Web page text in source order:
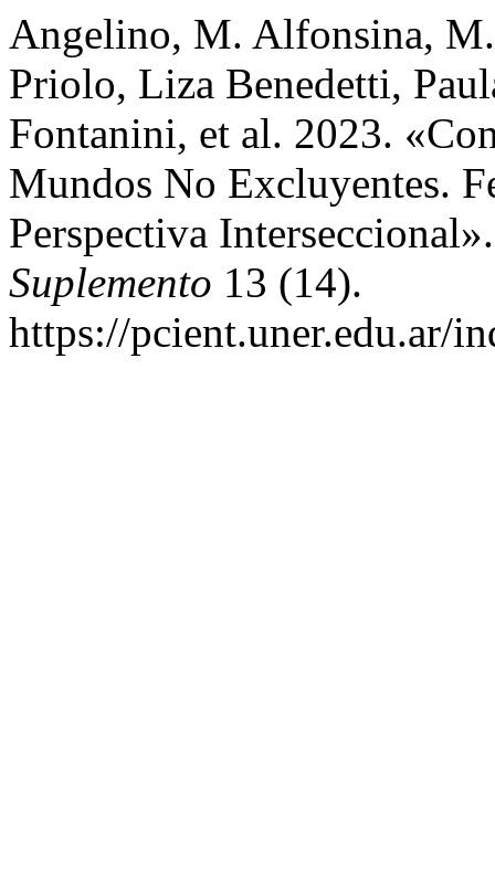
Angelino, M. Alfonsina,
Priolo, Liza Benedetti,
Fontanini, et al. 2023.
Mundos No Excluyentes.
Perspectiva
Suplemento 13 (14).
https://pcient.uner.edu.ar/